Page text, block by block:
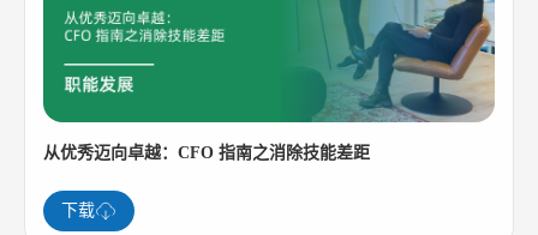
从优秀迈向卓越：CFO 指南之消除技能差距
下载